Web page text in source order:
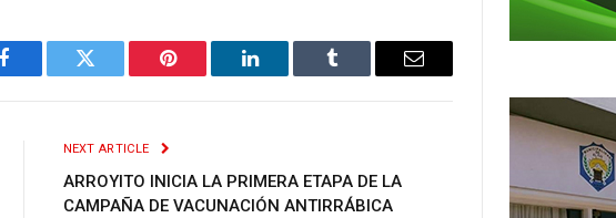
Facebook Twitter Pinterest LinkedIn Tumblr Email
NEXT ARTICLE
ARROYITO INICIA LA PRIMERA ETAPA DE LA
CAMPAÑA DE VACUNACIÓN ANTIRRÁBICA